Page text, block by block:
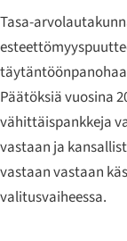
Tasa-
Päätöksiä vuosina
vähittäispankkeja
vastaan ja
vastaan vastaan
valitusvaiheessa.